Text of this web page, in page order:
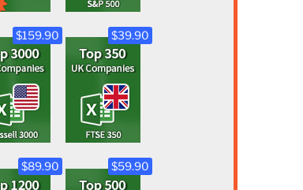
$159.90 $39.90
$89.90 $59.90